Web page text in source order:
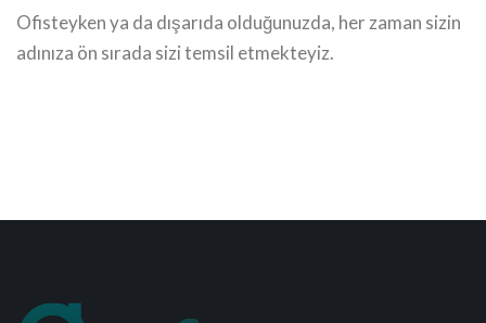
Ofisteyken ya da dışarıda olduğunuzda, her zaman sizin
adınıza ön sırada sizi temsil etmekteyiz.